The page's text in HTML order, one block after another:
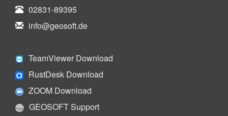
02831-89395
info@geosoft.de
TeamViewer Download
RustDesk Download
ZOOM Download
GEOSOFT Support